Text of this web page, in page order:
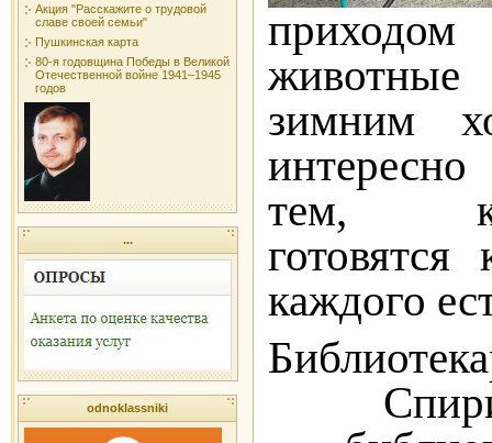
Акция "Расскажите о трудовой
славе своей семьи"
Пушкинская карта
80-я годовщина Победы в Великой
Отечественной войне 1941–1945
годов
...
odnoklassniki
зимним
тем,
каждого